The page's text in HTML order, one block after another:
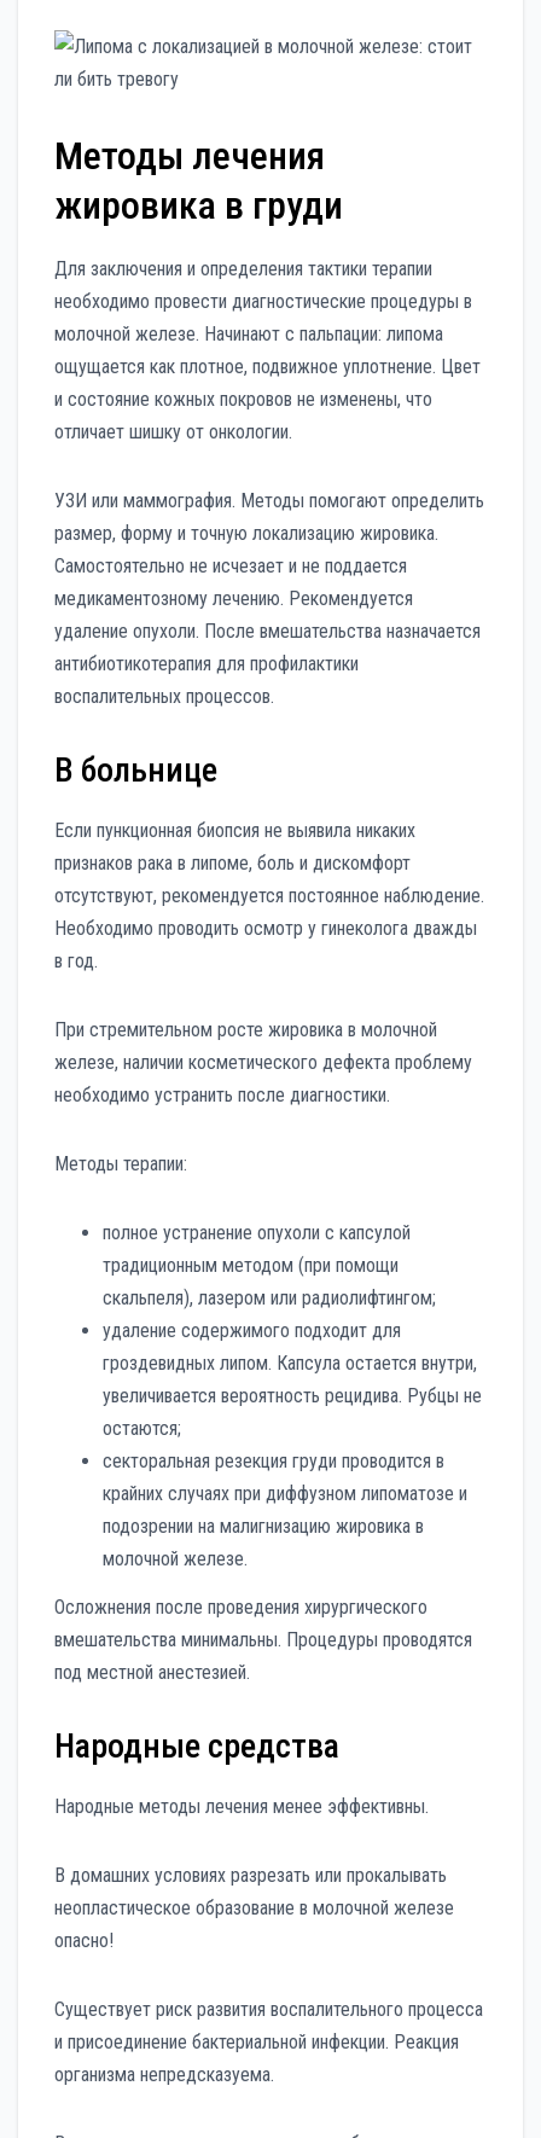
Методы лечения
жировика в груди
Для заключения и определения тактики терапии
необходимо провести диагностические процедуры в
молочной железе. Начинают с пальпации: липома
ощущается как плотное, подвижное уплотнение. Цвет
и состояние кожных покровов не изменены, что
отличает шишку от онкологии.
УЗИ или маммография. Методы помогают определить
размер, форму и точную локализацию жировика.
Самостоятельно не исчезает и не поддается
медикаментозному лечению. Рекомендуется
удаление опухоли. После вмешательства назначается
антибиотикотерапия для профилактики
воспалительных процессов.
В больнице
Если пункционная биопсия не выявила никаких
признаков рака в липоме, боль и дискомфорт
отсутствуют, рекомендуется постоянное наблюдение.
Необходимо проводить осмотр у гинеколога дважды
в год.
При стремительном росте жировика в молочной
железе, наличии косметического дефекта проблему
необходимо устранить после диагностики.
Методы терапии:
полное устранение опухоли с капсулой
традиционным методом (при помощи
скальпеля), лазером или радиолифтингом;
удаление содержимого подходит для
гроздевидных липом. Капсула остается внутри,
увеличивается вероятность рецидива. Рубцы не
остаются;
секторальная резекция груди проводится в
крайних случаях при диффузном липоматозе и
подозрении на малигнизацию жировика в
молочной железе.
Осложнения после проведения хирургического
вмешательства минимальны. Процедуры проводятся
под местной анестезией.
Народные средства
Народные методы лечения менее эффективны.
В домашних условиях разрезать или прокалывать
неопластическое образование в молочной железе
опасно!
Существует риск развития воспалительного процесса
и присоединение бактериальной инфекции. Реакция
организма непредсказуема.